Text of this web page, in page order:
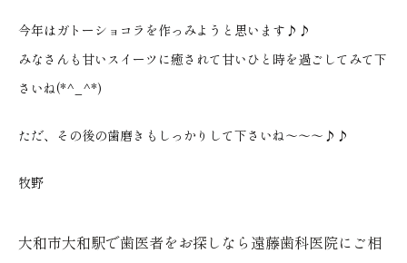
今年はガトーショコラを作っみようと思います♪♪
みなさんも甘いスイーツに癒されて甘いひと時を過ごしてみて下
さいね(*^_^*)
ただ、その後の歯磨きもしっかりして下さいね～～～♪♪
牧野
大和市大和駅で歯医者をお探しなら遠藤歯科医院にご相